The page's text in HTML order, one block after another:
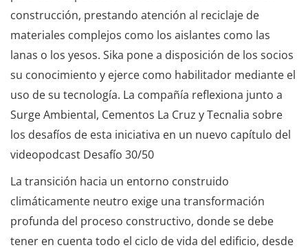
construcción, prestando atención al reciclaje de
materiales complejos como los aislantes como las
lanas o los yesos. Sika pone a disposición de los socios
su conocimiento y ejerce como habilitador mediante el
uso de su tecnología. La compañía reflexiona junto a
Surge Ambiental, Cementos La Cruz y Tecnalia sobre
los desafíos de esta iniciativa en un nuevo capítulo del
videopodcast Desafío 30/50
La transición hacia un entorno construido
climáticamente neutro exige una transformación
profunda del proceso constructivo, donde se debe
tener en cuenta todo el ciclo de vida del edificio, desde